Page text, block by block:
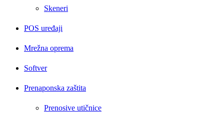
Skeneri
POS uređaji
Mrežna oprema
Softver
Prenaponska zaštita
Prenosive utičnice